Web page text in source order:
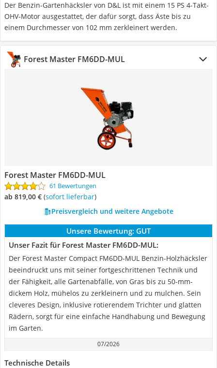
Der Benzin-Gartenhäcksler von D&L ist mit einem 15 PS 4-Takt-
OHV-Motor ausgestattet, der dafür sorgt, dass Äste bis zu
einem Durchmesser von 102 mm zerkleinert werden.
Forest Master FM6DD-MUL
Forest Master FM6DD-MUL
61 Bewertungen
ab 819,00 € ( Sofort lieferbar)
Preisvergleich und weitere Angebote
Unsere Bewertung: GUT
Unser Fazit für Forest Master FM6DD-MUL:
Der Forest Master Compact FM6DD-MUL Benzin-Holzhäcksler
beeindruckt uns mit seiner fortgeschrittenen Technik und
der Fähigkeit, alle Gartenabfälle, von Gras bis zu 50-mm-
dickem Holz, mühelos zu zerkleinern und zu mulchen. Sein
cleveres Design, inklusive rotierendem Trichter und glatten
Rädern, sorgt für eine einfache Handhabung und Bewegung
im Garten.
07/2026
Technische Details